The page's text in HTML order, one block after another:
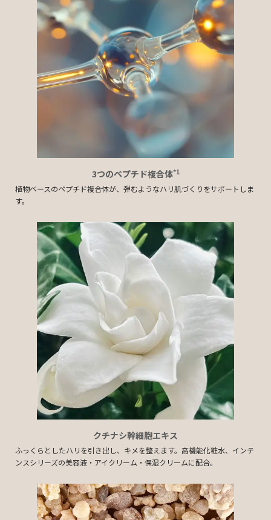
3つのペプチド複合体*1
植物ベースのペプチド複合体が、弾むようなハリ肌づくりをサポートしま
す。
クチナシ幹細胞エキス
ふっくらとしたハリを引き出し、キメを整えます。高機能化粧水、インテ
ンスシリーズの美容液・アイクリーム・保湿クリームに配合。